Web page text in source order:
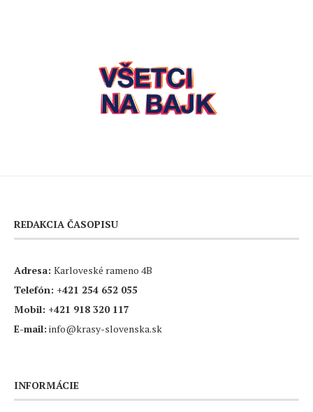
REDAKCIA ČASOPISU
Adresa: Karloveské rameno 4B
Telefón: +421 254 652 055
Mobil: +421 918 320 117
E-mail: info@krasy-slovenska.sk
INFORMÁCIE